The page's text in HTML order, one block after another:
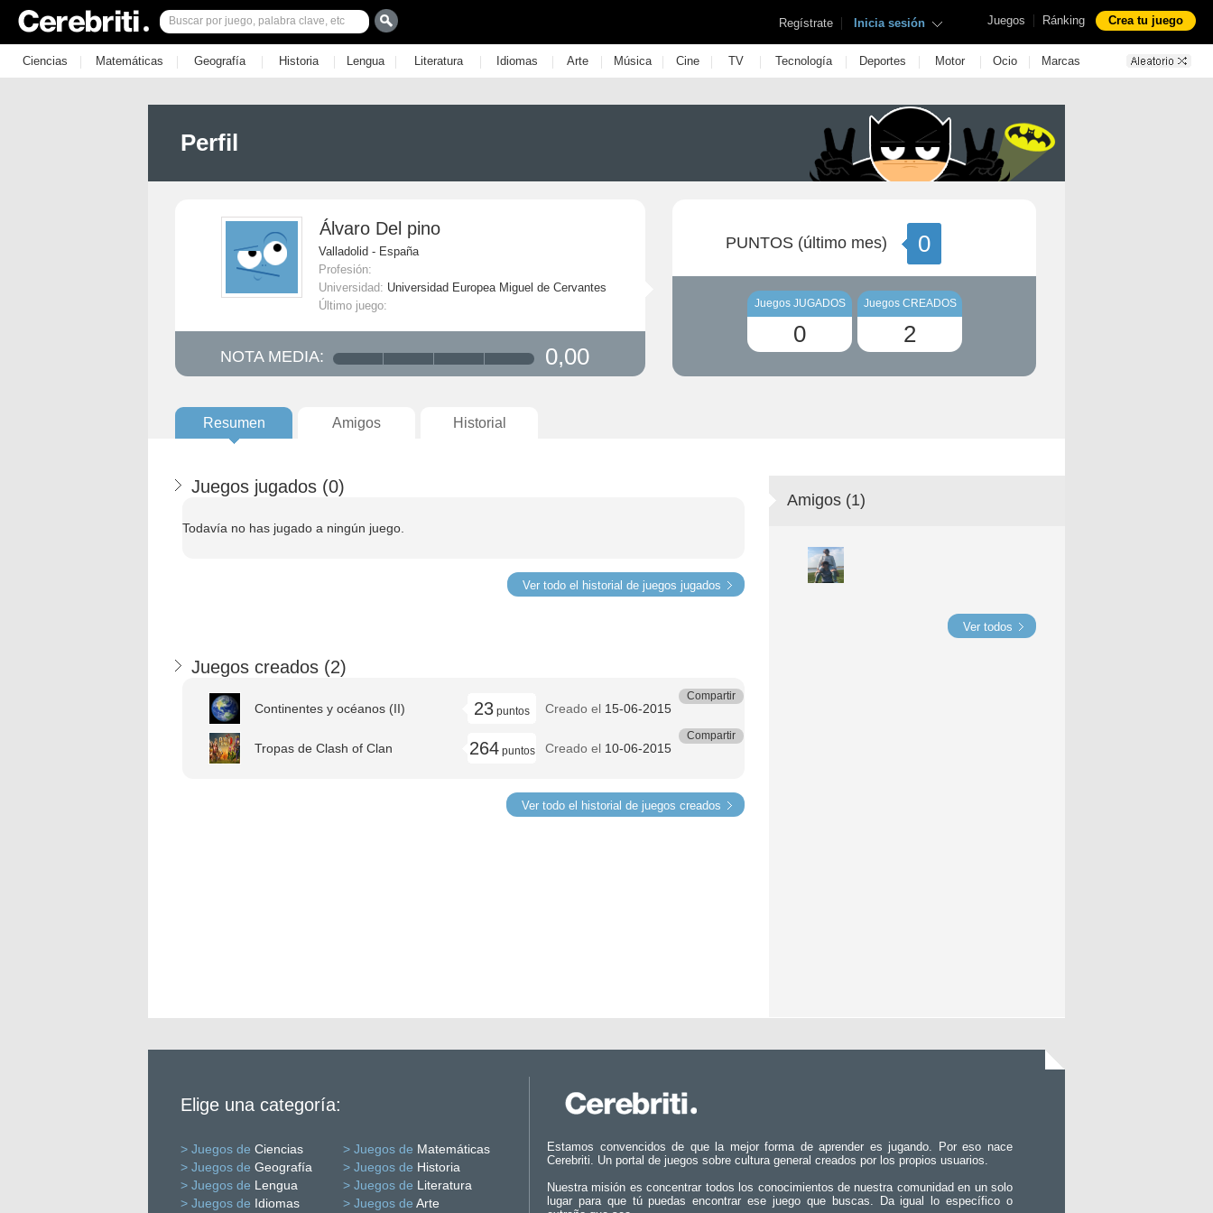
Juegos | Ránking Crea tu juego
Regístrate | Inicia sesión
Ciencias | Matemáticas | Geografía | Historia | Lengua | Literatura | Idiomas | Arte | Música | Cine | TV | Tecnología | Deportes | Motor | Ocio | Marcas
Perfil
Álvaro Del pino
Valladolid - España
Profesión:
Universidad: Universidad Europea Miguel de Cervantes
Último juego:
NOTA MEDIA: 0,00
PUNTOS (último mes) 0
Juegos JUGADOS
0
Juegos CREADOS
2
Resumen Amigos Historial
Juegos jugados (0)
Todavía no has jugado a ningún juego.
Ver todo el historial de juegos jugados
Juegos creados (2)
Continentes y océanos (II) 23 puntos Creado el 15-06-2015
Compartir
Tropas de Clash of Clan 264puntos Creado el 10-06-2015
Compartir
Ver todo el historial de juegos creados
Amigos (1)
Ver todos
Elige una categoría:
> Juegos de Ciencias > Juegos de Matemáticas
> Juegos de Geografía > Juegos de Historia
> Juegos de Lengua > Juegos de Literatura
> Juegos de Idiomas > Juegos de Arte
Estamos convencidos de que la mejor forma de aprender es jugando. Por eso nace
Cerebriti. Un portal de juegos sobre cultura general creados por los propios usuarios.
Nuestra misión es concentrar todos los conocimientos de nuestra comunidad en un solo
lugar para que tú puedas encontrar ese juego que buscas. Da igual lo específico o